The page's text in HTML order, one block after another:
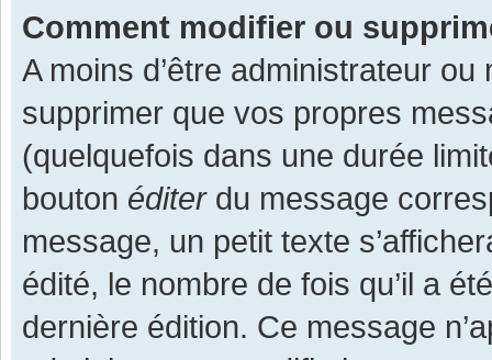
Comment modifier ou
A moins d’être administrateur
supprimer que vos propres
(quelquefois dans une durée
bouton éditerdu message
message, un petit texte
édité, le nombre de fois qu’il a
dernière édition. Ce message